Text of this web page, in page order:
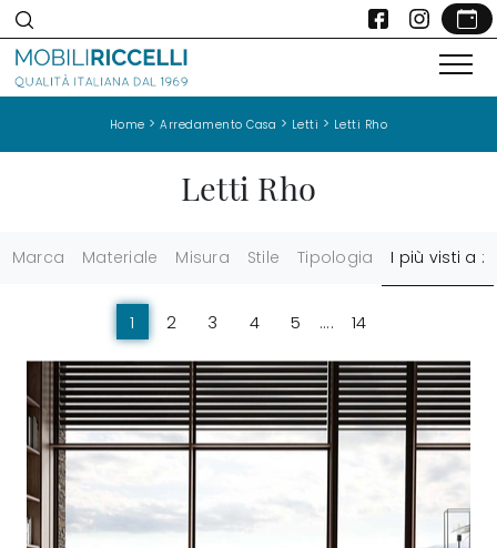
Home >Arredamento Casa > Letti > Letti Rho
Letti Rho
Marca Materiale Misura Stile Tipologia I più visti a :
1 2 3 4 5 .... 14